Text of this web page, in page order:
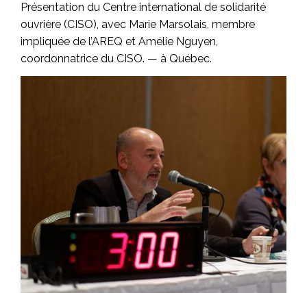
Présentation du Centre international de solidarité
ouvrière (CISO), avec Marie Marsolais, membre
impliquée de l’AREQ et Amélie Nguyen,
coordonnatrice du CISO. — à Québec.